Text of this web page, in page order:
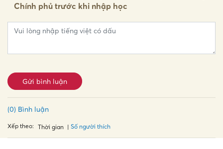
Chính phủ trước khi nhập học
Gửi bình luận
(0) Bình luận
Xếp theo: Thời gian Số người thích